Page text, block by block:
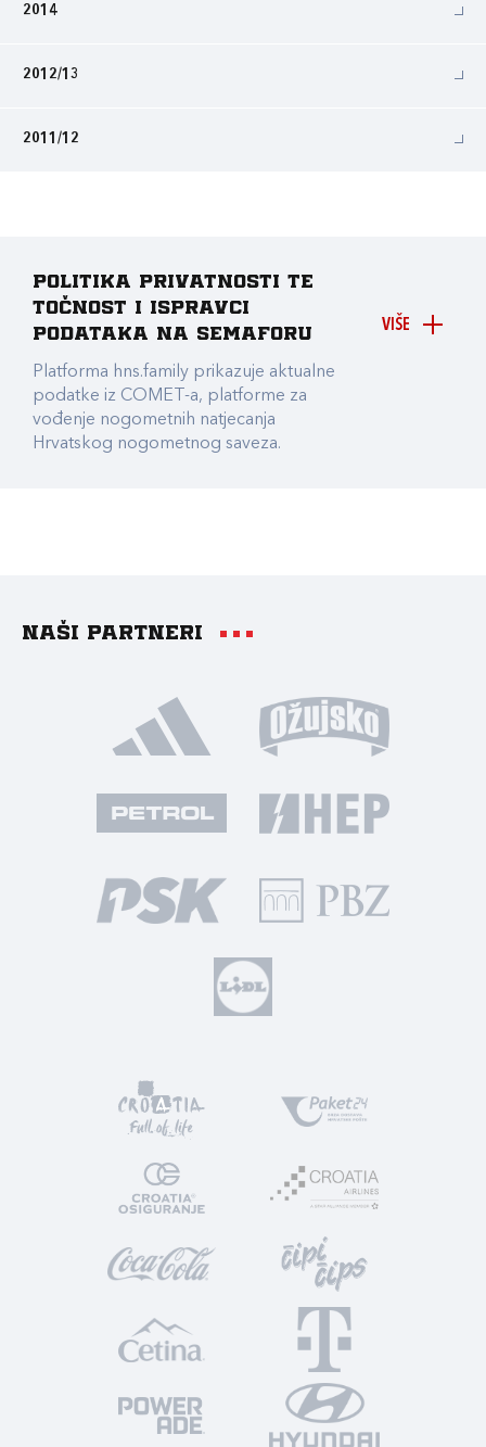
2014
2012/13
2011/12
VIŠE
Politika privatnosti te
točnost i ispravci
podataka na Semaforu
Platforma hns.family prikazuje aktualne
podatke iz COMET-a, platforme za
vođenje nogometnih natjecanja
Hrvatskog nogometnog saveza.
Naši partneri